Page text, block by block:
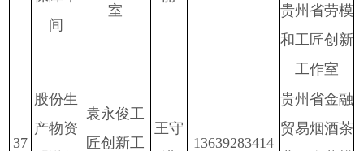
间
室
贵州省劳模
和工匠创新
工作室
37
股份生
产物资
袁永俊工
匠创新工
王守
13639283414
贵州省金融
贸易烟酒茶